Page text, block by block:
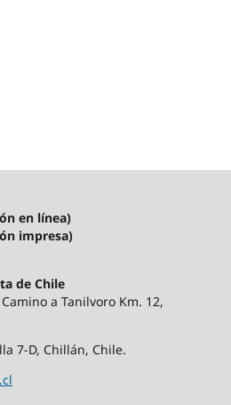
en línea)
impresa)
de Chile
a Tanilvoro Km. 12,
7-D, Chillán, Chile.